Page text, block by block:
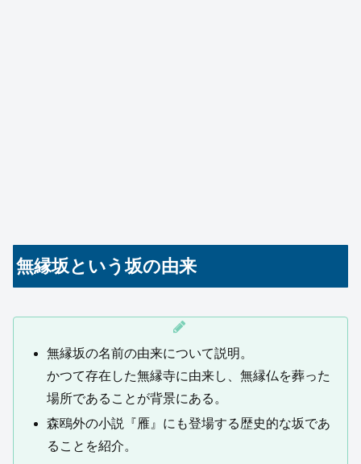
無縁坂という坂の由来
無縁坂の名前の由来について説明。
かつて存在した無縁寺に由来し、無縁仏を葬った
場所であることが背景にある。
森鴎外の小説『雁』にも登場する歴史的な坂であ
ることを紹介。